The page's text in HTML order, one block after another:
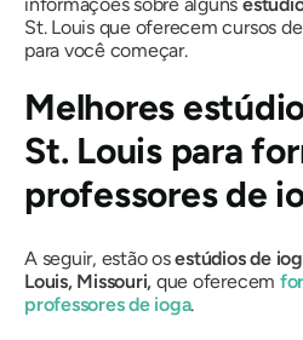
St. Louis que oferecem cursos
para você começar.
Melhores
St. Louis para
professores de
A seguir, estão osestúdios de
Louis, Missouri, que oferecem
professores de ioga.